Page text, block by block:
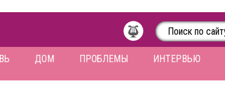
ДОМ ПРОБЛЕМЫ ИНТЕРВЬЮ